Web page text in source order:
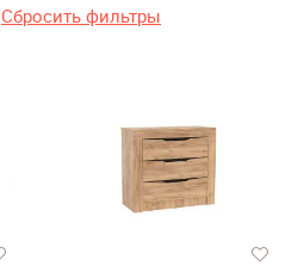
Сбросить фильтры